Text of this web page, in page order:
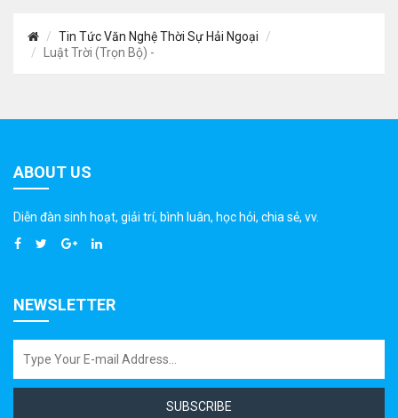
Tin Tức Văn Nghệ Thời Sự Hải Ngoại
Luật Trời (Trọn Bộ) -
ABOUT US
Diễn đàn sinh hoạt, giải trí, bình luân, học hỏi, chia sẻ, vv.
NEWSLETTER
SUBSCRIBE